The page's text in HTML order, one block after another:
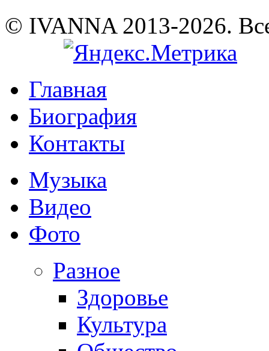
© IVANNA 2013-2026.
Главная
Биография
Контакты
Музыка
Видео
Фото
Разное
Здоровье
Культура